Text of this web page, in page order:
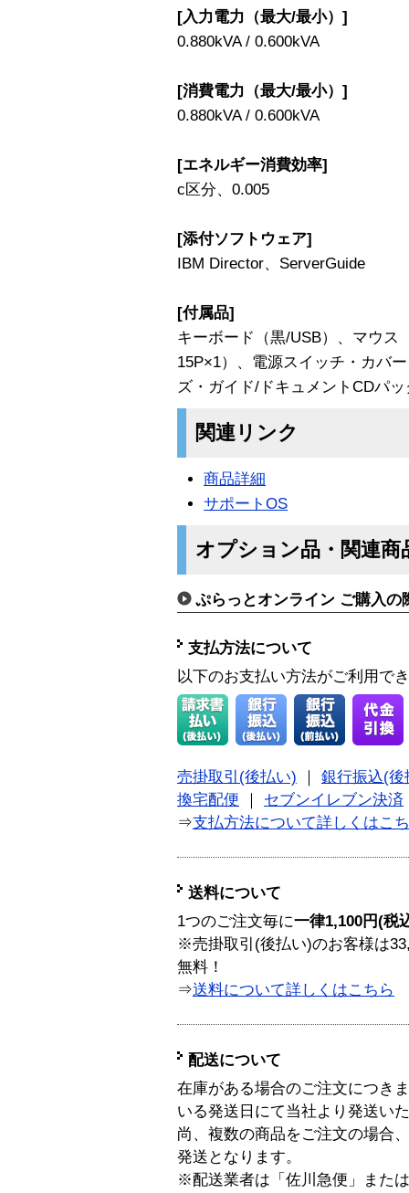
[入力電力（最大/最小）]
0.880kVA / 0.600kVA
[消費電力（最大/最小）]
0.880kVA / 0.600kVA
[エネルギー消費効率]
c区分、0.005
[添付ソフトウェア]
IBM Director、ServerGuide
[付属品]
キーボード（黒/USB）、マウス
15P×1）、電源スイッチ・カバ
ズ・ガイド/ドキュメントCDパッ
関連リンク
商品詳細
サポートOS
オプション品・関連商
ぷらっとオンライン ご購入の
支払方法について
以下のお支払い方法がご利用で
売掛取引(後払い)
銀行振込(後
換宅配便
セブンイレブン決済
⇒支払方法について詳しくはこ
送料について
1つのご注文毎に一律1,100円(税
※売掛取引(後払い)のお客様は
無料！
⇒送料について詳しくはこちら
配送について
在庫がある場合のご注文につき
いる発送日にて当社より発送い
尚、複数の商品をご注文の場合
発送となります。
※配送業者は「佐川急便」また